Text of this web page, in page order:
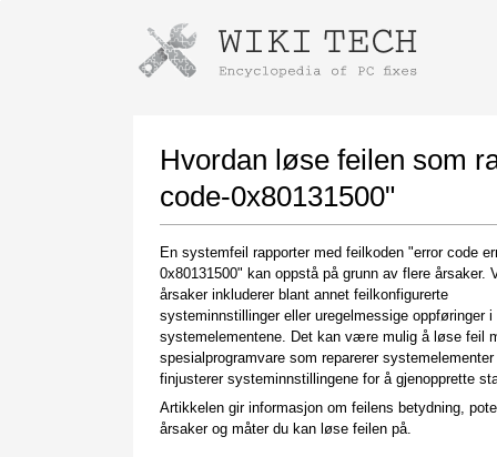
Hvordan løse feilen som
code-0x80131500"
En systemfeil rapporter med feilkoden "error code
0x80131500" kan oppstå på grunn av flere årsaker.
årsaker inkluderer blant annet feilkonfigurerte
systeminnstillinger eller uregelmessige oppføringer i
systemelementene. Det kan være mulig å løse feil
spesialprogramvare som reparerer systemelementer
finjusterer systeminnstillingene for å gjenopprette
Artikkelen gir informasjon om feilens betydning,
årsaker og måter du kan løse feilen på.
Instructions for downloading using
Once the download is complete, click on the
downloaded file link